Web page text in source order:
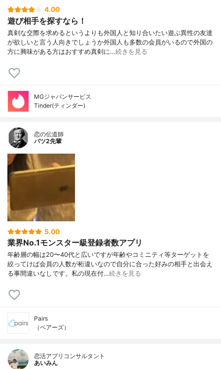
4.00
遊び相手を探すなら！
真剣な交際を求めるというよりも外国人と知り合いたい遊ぶ異性の友達
が欲しいと言う人向きでしょうか外国人も多数の会員がいるので外国の
方に興味がある方はおすすめ真剣に…続きを見る
MGジャパンサービス
Tinder(ティンダー)
恋の伝道師
バツ2先輩
5.00
業界No.1モンスター級登録者数アプリ
年齢層の幅は20〜40代と広いですが年齢やコミニティ等ターゲットを
絞ってけば会員の人数が桁違いなので自分に合った好みの相手と出会え
る事間違いなしです。私の現在付…続きを見る
Pairs
（ペアーズ）
恋活アプリコンサルタント
あいみん